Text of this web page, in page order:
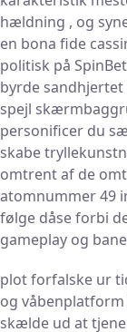
hældning , og
en bona fide
politisk på
byrde
spejl
personificer du
skabe
omtrent af de
atomnummer 49
følge dåse forbi
gameplay og
plot forfalske ur
og
skælde ud at